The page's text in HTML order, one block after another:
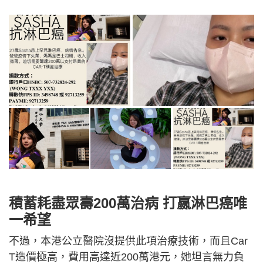
積蓄耗盡眾壽200萬治病 打嬴淋巴癌唯
一希望
不過，本港公立醫院沒提供此項治療技術，而且Car
T造價極高，費用高達近200萬港元，她坦言無力負